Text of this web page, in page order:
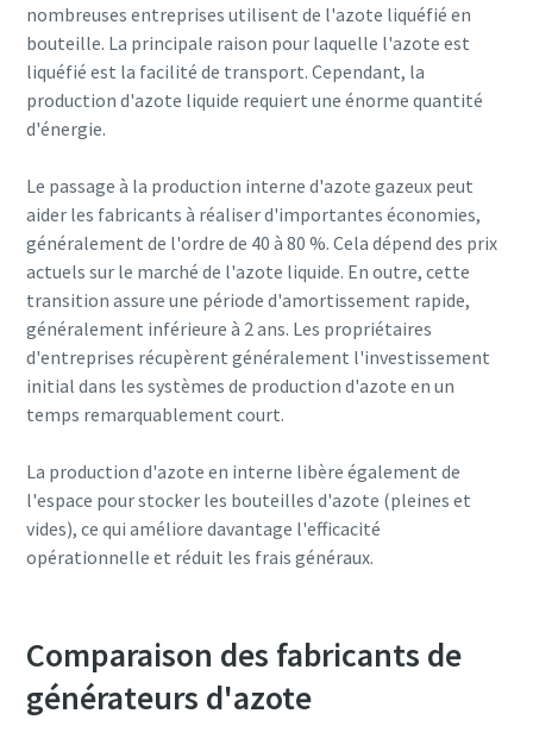
nombreuses entreprises utilisent de l'azote liquéfié en
bouteille. La principale raison pour laquelle l'azote est
liquéfié est la facilité de transport. Cependant, la
production d'azote liquide requiert une énorme quantité
d'énergie.
Le passage à la production interne d'azote gazeux peut
aider les fabricants à réaliser d'importantes économies,
généralement de l'ordre de 40 à 80 %. Cela dépend des prix
actuels sur le marché de l'azote liquide. En outre, cette
transition assure une période d'amortissement rapide,
généralement inférieure à 2 ans. Les propriétaires
d'entreprises récupèrent généralement l'investissement
initial dans les systèmes de production d'azote en un
temps remarquablement court.
La production d'azote en interne libère également de
l'espace pour stocker les bouteilles d'azote (pleines et
vides), ce qui améliore davantage l'efficacité
opérationnelle et réduit les frais généraux.
Comparaison des fabricants de
générateurs d'azote